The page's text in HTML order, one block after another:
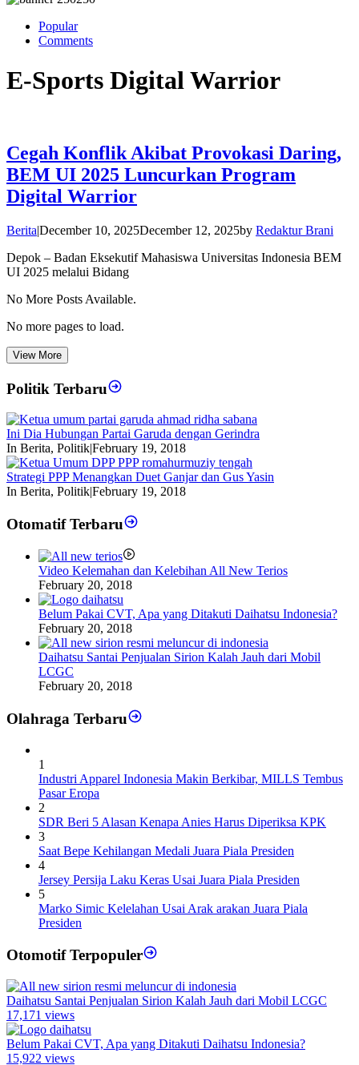
Popular
Comments
E-Sports Digital Warrior
Cegah Konflik Akibat Provokasi Daring,
BEM UI 2025 Luncurkan Program
Digital Warrior
Berita|December 10, 2025December 12, 2025by Redaktur Brani
Depok – Badan Eksekutif Mahasiswa Universitas Indonesia BEM
UI 2025 melalui Bidang
No More Posts Available.
No more pages to load.
View More
Politik Terbaru
Ini Dia Hubungan Partai Garuda dengan Gerindra
In Berita, Politik|February 19, 2018
Strategi PPP Menangkan Duet Ganjar dan Gus Yasin
In Berita, Politik|February 19, 2018
Otomatif Terbaru
Video Kelemahan dan Kelebihan All New Terios
February 20, 2018
Belum Pakai CVT, Apa yang Ditakuti Daihatsu Indonesia?
February 20, 2018
Daihatsu Santai Penjualan Sirion Kalah Jauh dari Mobil
LCGC
February 20, 2018
Olahraga Terbaru
1
Industri Apparel Indonesia Makin Berkibar, MILLS Tembus
Pasar Eropa
2
SDR Beri 5 Alasan Kenapa Anies Harus Diperiksa KPK
3
Saat Bepe Kehilangan Medali Juara Piala Presiden
4
Jersey Persija Laku Keras Usai Juara Piala Presiden
5
Marko Simic Kelelahan Usai Arak arakan Juara Piala
Presiden
Otomotif Terpopuler
Daihatsu Santai Penjualan Sirion Kalah Jauh dari Mobil LCGC
17,171 views
Belum Pakai CVT, Apa yang Ditakuti Daihatsu Indonesia?
15,922 views